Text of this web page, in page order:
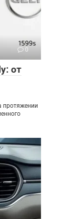
0
от
протяжении